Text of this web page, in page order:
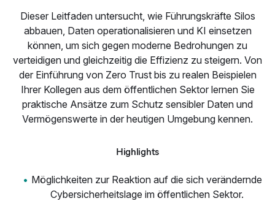
Dieser Leitfaden untersucht, wie Führungskräfte Silos
abbauen, Daten operationalisieren und KI einsetzen
können, um sich gegen moderne Bedrohungen zu
verteidigen und gleichzeitig die Effizienz zu steigern. Von
der Einführung von Zero Trust bis zu realen Beispielen
Ihrer Kollegen aus dem öffentlichen Sektor lernen Sie
praktische Ansätze zum Schutz sensibler Daten und
Vermögenswerte in der heutigen Umgebung kennen.
Highlights
Möglichkeiten zur Reaktion auf die sich verändernde
Cybersicherheitslage im öffentlichen Sektor.